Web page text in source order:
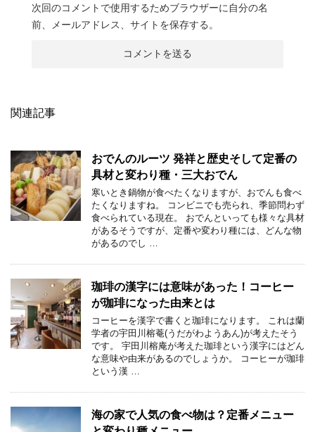
次回のコメントで使用するためブラウザーに自分の名
前、メールアドレス、サイトを保存する。
関連記事
おでんのルーツ 発祥と歴史そして定番の
具材と変わり種・三大おでん
寒いとき鍋物が食べたくなりますが、おでんも食べ
たくなりますね。 コンビニでも売られ、季節問わず
食べられている現在。 おでんといっても様々な具材
があるそうですが、定番や変わり種には、どんな物
があるのでし …
珈琲の漢字には意味があった！コーヒー
が珈琲になった由来とは
コーヒーを漢字で書くと珈琲になります。 これは蘭
学者の宇田川榕菴(うだがわようあん)が考えたそう
です。 宇田川榕庵が考えた珈琲という漢字にはどん
な意味や由来があるのでしょうか。 コーヒーが珈琲
という漢 …
海の家で人気の食べ物は？定番メニュー